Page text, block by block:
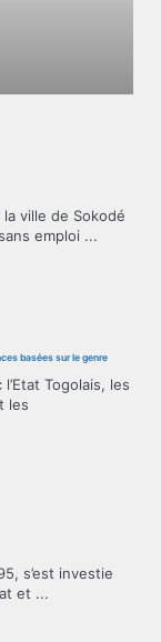
ville de Sokodé
emploi ...
basées sur le genre
Togolais, les
les
s’est investie
et ...